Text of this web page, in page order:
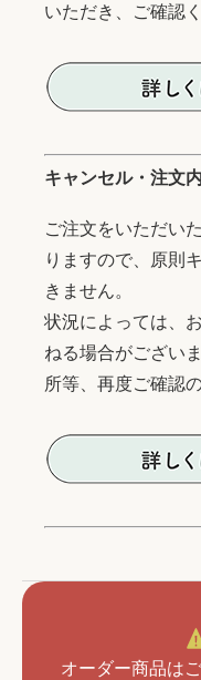
いただき、ご確認
キャンセル・注文
ご注文をいただい
りますので、原則
きません。
状況によっては、
ねる場合がござい
所等、再度ご確認
オーダー商品は